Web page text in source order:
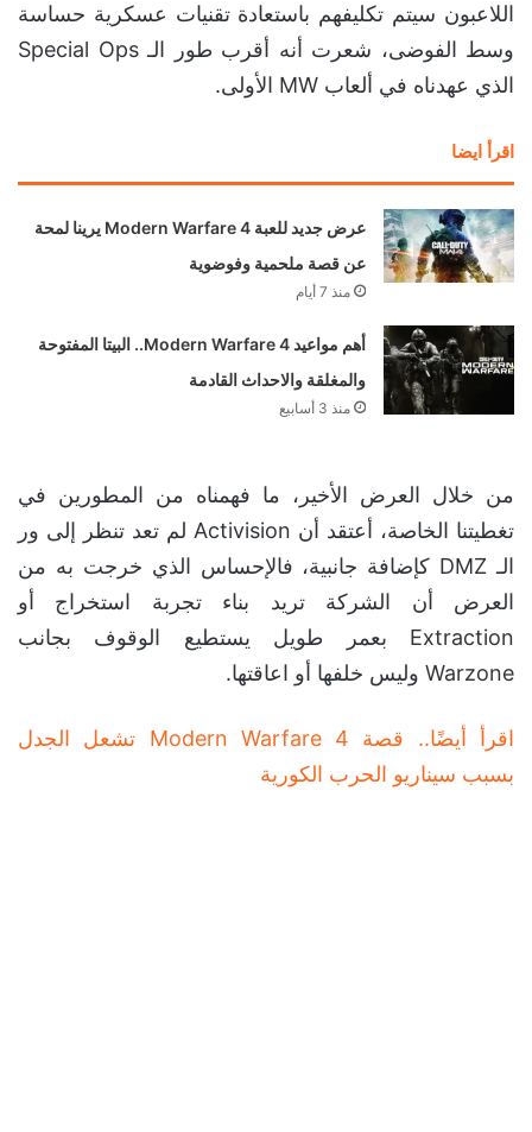
اللاعبون سيتم تكليفهم باستعادة تقنيات عسكرية حساسة
وسط الفوضى، شعرت أنه أقرب طور الـ Special Ops
الذي عهدناه في ألعاب MW الأولى.
اقرأ ايضا
عرض جديد للعبة Modern Warfare 4 يرينا لمحة
عن قصة ملحمية وفوضوية
منذ 7 أيام
أهم مواعيد Modern Warfare 4.. البيتا المفتوحة
والمغلقة والاحداث القادمة
منذ 3 أسابيع
من خلال العرض الأخير، ما فهمناه من المطورين في
تغطيتنا الخاصة، أعتقد أن Activision لم تعد تنظر إلى ور
الـ DMZ كإضافة جانبية، فالإحساس الذي خرجت به من
العرض أن الشركة تريد بناء تجربة استخراج أو
Extraction بعمر طويل يستطيع الوقوف بجانب
Warzone وليس خلفها أو اعاقتها.
اقرأ أيضًا.. قصة Modern Warfare 4 تشعل الجدل
بسبب سيناريو الحرب الكورية